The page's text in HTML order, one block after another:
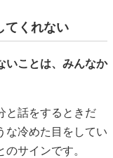
てくれない
いことは、みんなか
と話をするときだ
な冷めた目をしてい
サインです。